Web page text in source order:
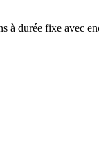
à durée fixe avec